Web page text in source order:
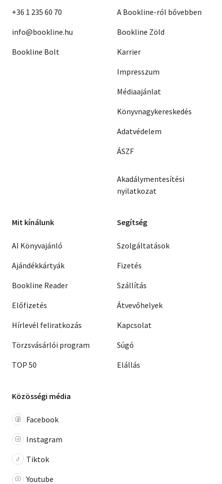
+36 1 235 60 70
info@bookline.hu
Bookline Bolt
A Bookline-ról bővebben
Bookline Zöld
Karrier
Impresszum
Médiaajánlat
Könyvnagykereskedés
Adatvédelem
ÁSZF
Akadálymentesítési
nyilatkozat
Mit kínálunk
AI Könyvajánló
Ajándékkártyák
Bookline Reader
Előfizetés
Hírlevél feliratkozás
Törzsvásárlói program
TOP 50
Segítség
Szolgáltatások
Fizetés
Szállítás
Átvevőhelyek
Kapcsolat
Súgó
Elállás
Közösségi média
Facebook
Instagram
Tiktok
Youtube